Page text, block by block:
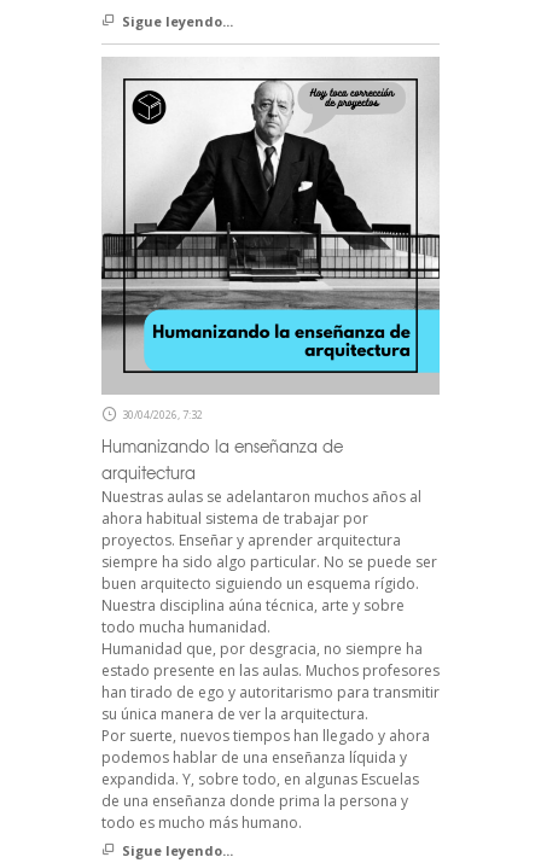
Sigue leyendo...
30/04/2026, 7:32
Humanizando la enseñanza de
arquitectura
Nuestras aulas se adelantaron muchos años al
ahora habitual sistema de trabajar por
proyectos. Enseñar y aprender arquitectura
siempre ha sido algo particular. No se puede ser
buen arquitecto siguiendo un esquema rígido.
Nuestra disciplina aúna técnica, arte y sobre
todo mucha humanidad.
Humanidad que, por desgracia, no siempre ha
estado presente en las aulas. Muchos profesores
han tirado de ego y autoritarismo para transmitir
su única manera de ver la arquitectura.
Por suerte, nuevos tiempos han llegado y ahora
podemos hablar de una enseñanza líquida y
expandida. Y, sobre todo, en algunas Escuelas
de una enseñanza donde prima la persona y
todo es mucho más humano.
Sigue leyendo...